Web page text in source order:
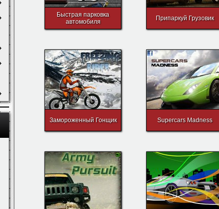
Быстрая парковка
автомобиля
Припаркуй Грузовик
Замороженный Гонщик Supercars Madness